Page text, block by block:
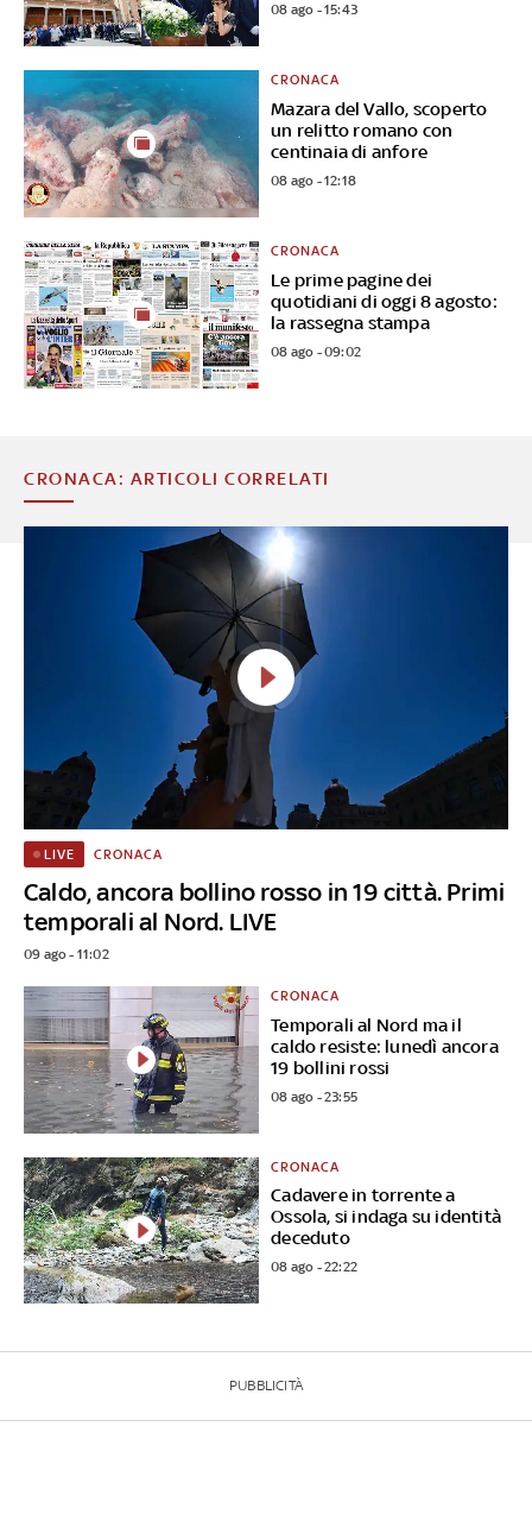
08 ago - 15:43
Mazara del Vallo, scoperto
un relitto romano con
centinaia di anfore
CRONACA
08 ago - 12:18
Le prime pagine dei
quotidiani di oggi 8 agosto:
la rassegna stampa
CRONACA
08 ago - 09:02
CRONACA: ARTICOLI CORRELATI
Caldo, ancora bollino rosso in 19 città. Primi
temporali al Nord. LIVE
LIVE CRONACA
09 ago - 11:02
Temporali al Nord ma il
caldo resiste: lunedì ancora
19 bollini rossi
CRONACA
08 ago - 23:55
Cadavere in torrente a
Ossola, si indaga su identità
deceduto
CRONACA
08 ago - 22:22
PUBBLICITÀ